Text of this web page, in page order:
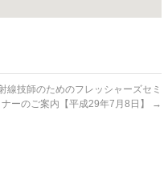
線技師のためのフレッシャーズセミ
ーのご案内【平成29年7月8日】
→